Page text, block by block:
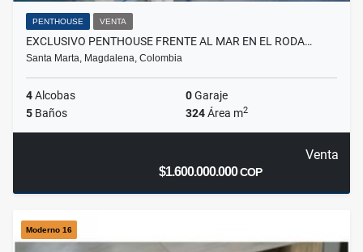
PENTHOUSE VENTA
EXCLUSIVO PENTHOUSE FRENTE AL MAR EN EL RODA…
Santa Marta, Magdalena, Colombia
4Alcobas 0Garaje
5 Baños 324Área m2
Venta
$1.600.000.000COP
Moderno 16